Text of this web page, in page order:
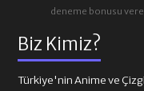
Biz Kimiz?
Türkiye'nin Anime ve
deneme bonusu